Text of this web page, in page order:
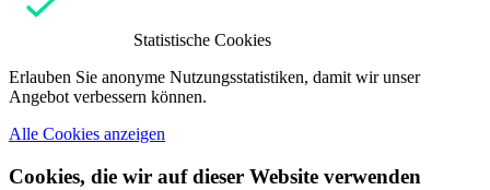
Statistische Cookies
Erlauben Sie anonyme Nutzungsstatistiken, damit wir unser
Angebot verbessern können.
Alle Cookies anzeigen
Cookies, die wir auf dieser Website verwenden